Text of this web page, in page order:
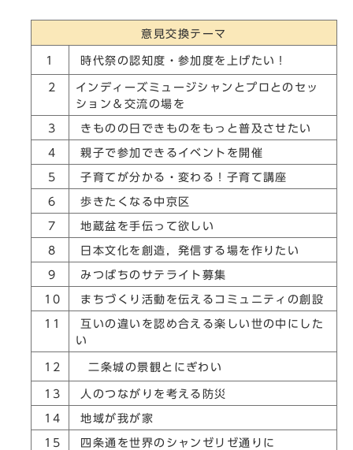
意見交換テーマ
1 時代祭の認知度・参加度を上げたい！
2
インディーズミュージシャンとプロとのセッ
ション＆交流の場を
3 きものの日できものをもっと普及させたい
4 親子で参加できるイベントを開催
5 子育てが分かる・変わる！子育て講座
6 歩きたくなる中京区
7 地蔵盆を手伝って欲しい
8 日本文化を創造，発信する場を作りたい
9 みつばちのサテライト募集
10 まちづくり活動を伝えるコミュニティの創設
11
互いの違いを認め合える楽しい世の中にした
い
12 二条城の景観とにぎわい
13 人のつながりを考える防災
14 地域が我が家
15 四条通を世界のシャンゼリゼ通りに